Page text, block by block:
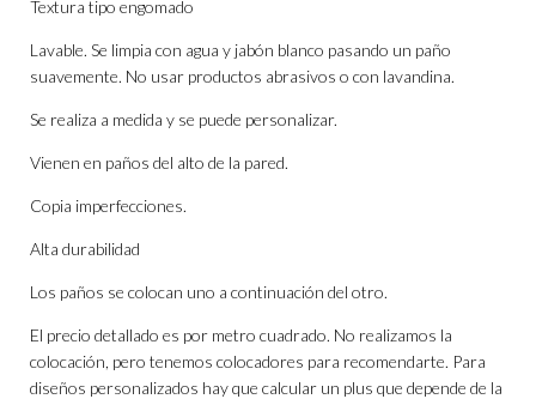
Textura tipo engomado
Lavable. Se limpia con agua y jabón blanco pasando un paño
suavemente. No usar productos abrasivos o con lavandina.
Se realiza a medida y se puede personalizar.
Vienen en paños del alto de la pared.
Copia imperfecciones.
Alta durabilidad
Los paños se colocan uno a continuación del otro.
El precio detallado es por metro cuadrado. No realizamos la
colocación, pero tenemos colocadores para recomendarte. Para
diseños personalizados hay que calcular un plus que depende de la